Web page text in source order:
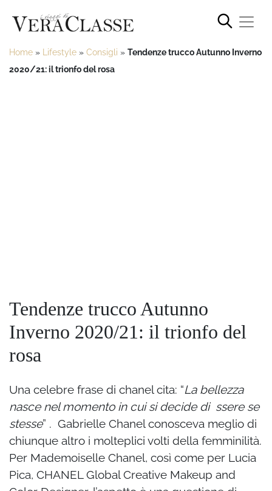
Home » Lifestyle » Consigli » Tendenze trucco Autunno Inverno
2020/21: il trionfo del rosa
Tendenze trucco Autunno
Inverno 2020/21: il trionfo del
rosa
Una celebre frase di chanel cita: “La bellezza
nasce nel momento in cui si decide di ssere se
stesse” . Gabrielle Chanel conosceva meglio di
chiunque altro i molteplici volti della femminilità.
Per Mademoiselle Chanel, così come per Lucia
Pica, CHANEL Global Creative Makeup and